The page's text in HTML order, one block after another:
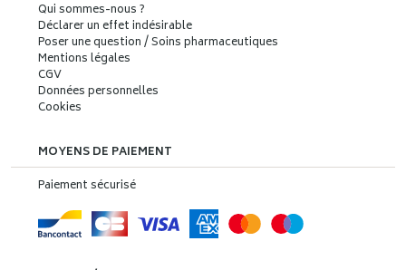
Qui sommes-nous ?
Déclarer un effet indésirable
Poser une question / Soins pharmaceutiques
Mentions légales
CGV
Données personnelles
Cookies
MOYENS DE PAIEMENT
Paiement sécurisé